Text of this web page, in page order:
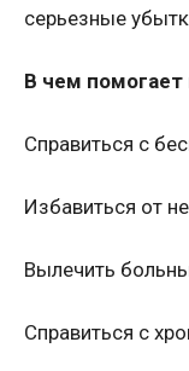
серьезные
В чем
Справиться с
Избавиться от
Вылечить
Справиться с